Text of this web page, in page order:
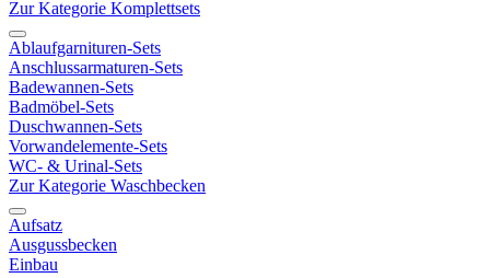
Zur Kategorie Komplettsets
Ablaufgarnituren-Sets
Anschlussarmaturen-Sets
Badewannen-Sets
Badmöbel-Sets
Duschwannen-Sets
Vorwandelemente-Sets
WC- & Urinal-Sets
Zur Kategorie Waschbecken
Aufsatz
Ausgussbecken
Einbau